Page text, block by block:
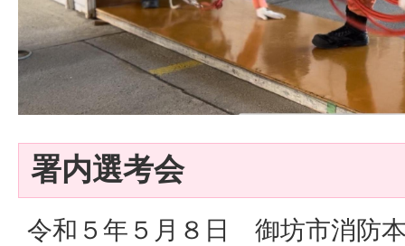
署内選考会
令和５年５月８日 御坊市消防